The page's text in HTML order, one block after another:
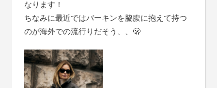
なります！
ちなみに最近ではバーキンを脇腹に抱えて持つ
のが海外での流行りだそう、、🫢